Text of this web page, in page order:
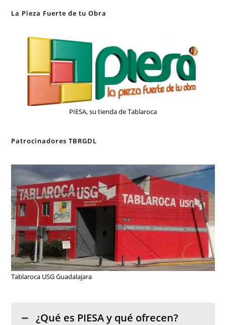
La Pieza Fuerte de tu Obra
PIESA, su tienda de Tablaroca
Patrocinadores TBRGDL
Tablaroca USG Guadalajara
¿Qué es PIESA y qué ofrecen?